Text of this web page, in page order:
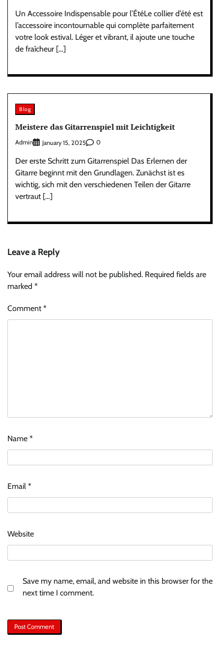
Un Accessoire Indispensable pour l’ÉtéLe collier d’été est
l’accessoire incontournable qui complète parfaitement
votre look estival. Léger et vibrant, il ajoute une touche
de fraîcheur […]
Blog
Meistere das Gitarrenspiel mit Leichtigkeit
Admin January 15, 2025 0
Der erste Schritt zum Gitarrenspiel Das Erlernen der
Gitarre beginnt mit den Grundlagen. Zunächst ist es
wichtig, sich mit den verschiedenen Teilen der Gitarre
vertraut […]
Leave a Reply
Your email address will not be published. Required fields are
marked *
Comment*
Name *
Email *
Website
Save my name, email, and website in this browser for the
next time I comment.